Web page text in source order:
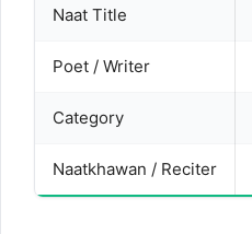
Naat Title
Poet / Writer
Category
Naatkhawan / Reciter